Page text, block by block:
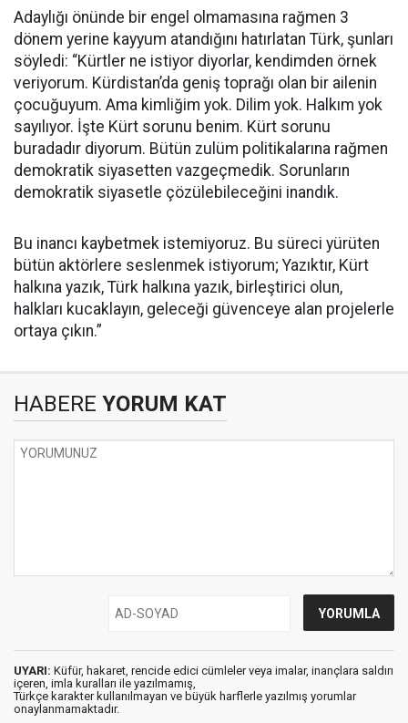
Adaylığı önünde bir engel olmamasına rağmen 3
dönem yerine kayyum atandığını hatırlatan Türk, şunları
söyledi: “Kürtler ne istiyor diyorlar, kendimden örnek
veriyorum. Kürdistan’da geniş toprağı olan bir ailenin
çocuğuyum. Ama kimliğim yok. Dilim yok. Halkım yok
sayılıyor. İşte Kürt sorunu benim. Kürt sorunu
buradadır diyorum. Bütün zulüm politikalarına rağmen
demokratik siyasetten vazgeçmedik. Sorunların
demokratik siyasetle çözülebileceğini inandık.
Bu inancı kaybetmek istemiyoruz. Bu süreci yürüten
bütün aktörlere seslenmek istiyorum; Yazıktır, Kürt
halkına yazık, Türk halkına yazık, birleştirici olun,
halkları kucaklayın, geleceği güvenceye alan projelerle
ortaya çıkın.”
HABERE YORUM KAT
UYARI: Küfür, hakaret, rencide edici cümleler veya imalar, inançlara saldırı
içeren, imla kuralları ile yazılmamış,
Türkçe karakter kullanılmayan ve büyük harflerle yazılmış yorumlar
onaylanmamaktadır.